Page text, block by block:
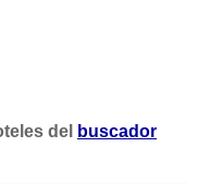
del
buscador